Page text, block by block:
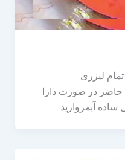
لیزری
حاضر در صورت دارا
آبمروارید